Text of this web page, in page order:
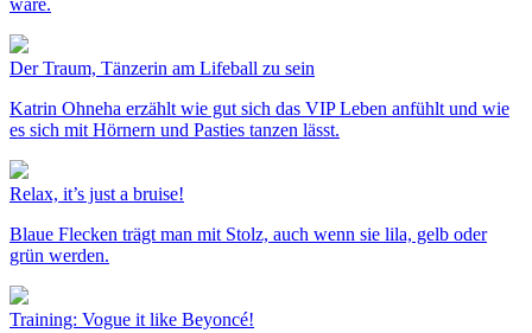
wäre.
Der Traum, Tänzerin am Lifeball zu sein
Katrin Ohneha erzählt wie gut sich das VIP Leben anfühlt und wie
es sich mit Hörnern und Pasties tanzen lässt.
Relax, it’s just a bruise!
Blaue Flecken trägt man mit Stolz, auch wenn sie lila, gelb oder
grün werden.
Training: Vogue it like Beyoncé!